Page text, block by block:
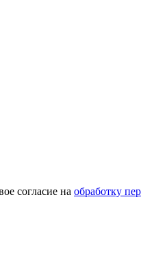
согласие на обработку